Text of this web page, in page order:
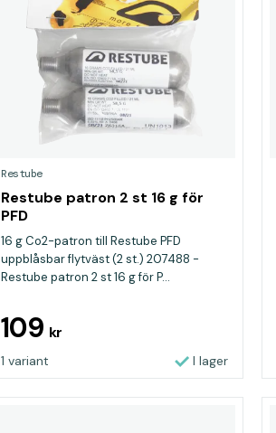
Restube
Restube patron 2 st 16 g för
PFD
16 g Co2-patron till Restube PFD
uppblåsbar flytväst (2 st.) 207488 -
Restube patron 2 st 16 g för P...
109 kr
1 variant I lager